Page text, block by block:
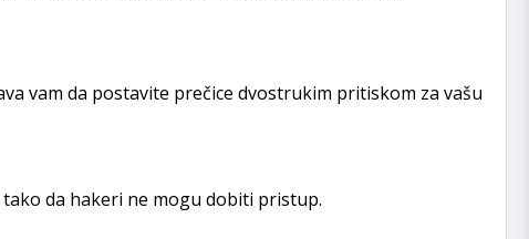
vam da postavite prečice dvostrukim pritiskom za vašu
da hakeri ne mogu dobiti pristup.